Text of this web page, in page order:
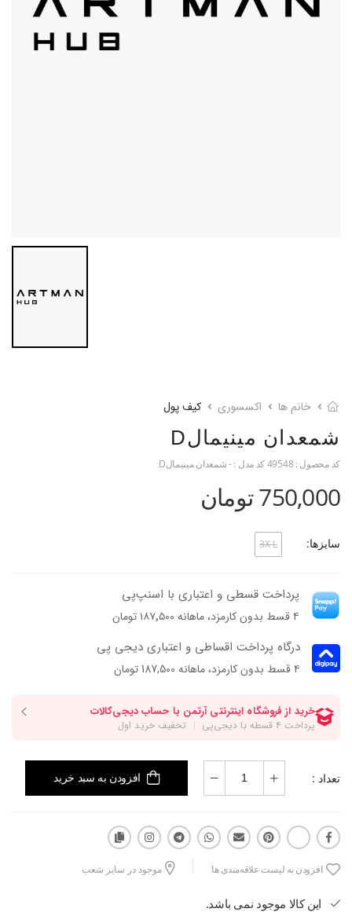
خانم ها اکسسوری کیف پول
شمعدان مینیمالD
کد محصول : 49548کد مدل :- شمعدان مینیمالD
750,000 تومان
سایزها: 3X L
پرداخت قسطی و اعتباری با اسنپ‌پی
۴ قسط بدون کارمزد، ماهانه ۱۸۷٬۵۰۰ تومان
درگاه پرداخت اقساطی و اعتباری دیجی پی
۴ قسط بدون کارمزد، ماهانه 187,500 تومان
تعداد : افزودن به سبد خرید
افزودن به لیست علاقه‌مندی ها موجود در سایر شعب
این کالا موجود نمی باشد.